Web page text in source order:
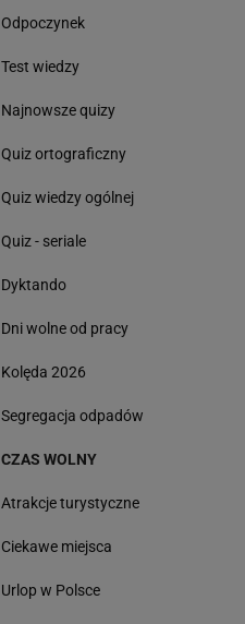
Odpoczynek
Test wiedzy
Najnowsze quizy
Quiz ortograficzny
Quiz wiedzy ogólnej
Quiz - seriale
Dyktando
Dni wolne od pracy
Kolęda 2026
Segregacja odpadów
CZAS WOLNY
Atrakcje turystyczne
Ciekawe miejsca
Urlop w Polsce